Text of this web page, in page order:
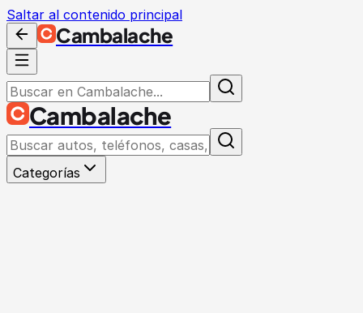
Saltar al contenido principal
Cambalache
Cambalache
Categorías